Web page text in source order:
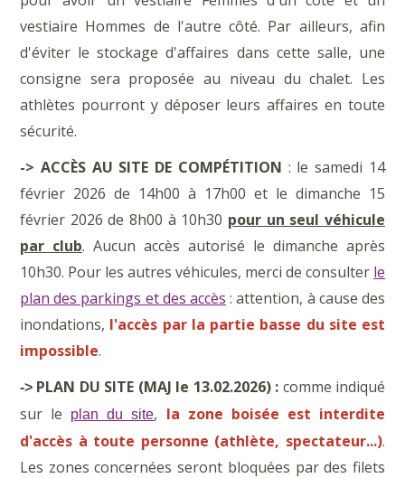
vestiaire Hommes de l'autre côté. Par ailleurs, afin
d'éviter le stockage d'affaires dans cette salle, une
consigne sera proposée au niveau du chalet. Les
athlètes pourront y déposer leurs affaires en toute
sécurité.
-> ACCÈS AU SITE DE COMPÉTITION : le samedi 14
février 2026 de 14h00 à 17h00 et le dimanche 15
février 2026 de 8h00 à 10h30 pour un seul véhicule
par club. Aucun accès autorisé le dimanche après
10h30. Pour les autres véhicules, merci de consulter le
plan des parkings et des accès : attention, à cause des
inondations, l'accès par la partie basse du site est
impossible.
-> PLAN DU SITE (MAJ le 13.02.2026) : comme indiqué
sur le
plan du site, la zone boisée est interdite
d'accès à toute personne (athlète, spectateur...).
Les zones concernées seront bloquées par des filets